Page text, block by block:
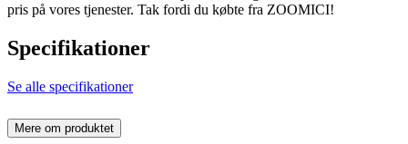
pris på vores tjenester. Tak fordi du købte fra ZOOMICI!
Specifikationer
Se alle specifikationer
Mere om produktet